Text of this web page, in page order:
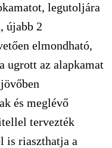
legutoljára
újabb 2
elmondható,
ugrott az alapkamat
és meglévő
tervezték
is riaszthatja a